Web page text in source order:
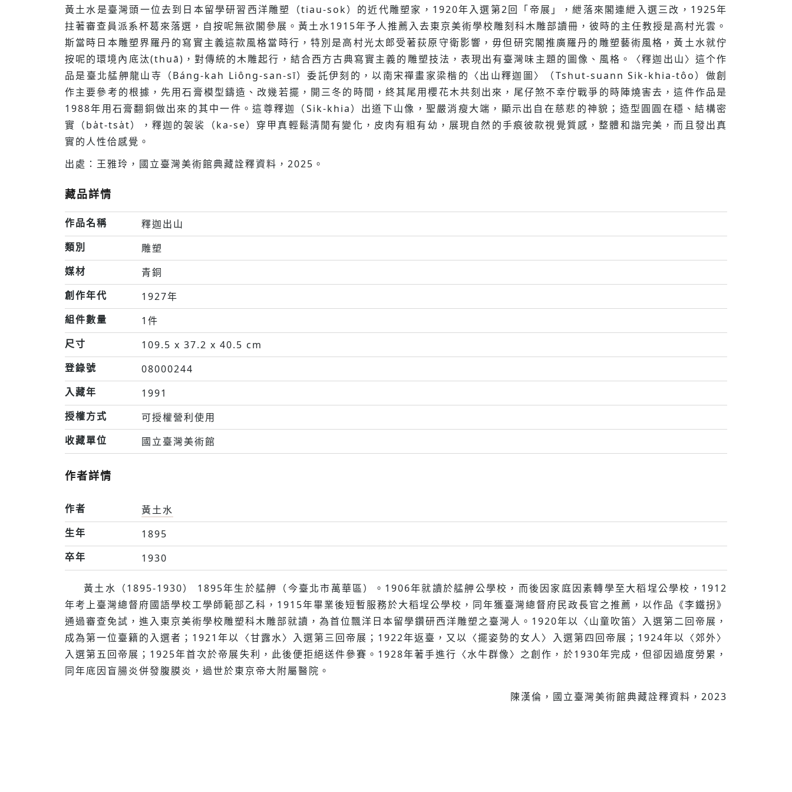
黃土水是臺灣頭一位去到日本留學研習西洋雕塑（tiau-sok）的近代雕塑家，1920年入選第2回「帝展」，紲落來閣連紲入選三改，1925年
拄著審查員派系杯葛來落選，自按呢無欲閣參展。黃土水1915年予人推薦入去東京美術學校雕刻科木雕部讀冊，彼時的主任教授是高村光雲。
斯當時日本雕塑界羅丹的寫實主義這款風格當時行，特別是高村光太郎受著荻原守衛影響，毋但研究閣推廣羅丹的雕塑藝術風格，黃土水就佇
按呢的環境內底汰(thuā)，對傳統的木雕起行，結合西方古典寫實主義的雕塑技法，表現出有臺灣味主題的圖像、風格。〈釋迦出山〉這个作
品是臺北艋舺龍山寺（Báng-kah Liông-san-sī）委託伊刻的，以南宋禪畫家梁楷的〈出山釋迦圖〉（Tshut-suann Sik-khia-tôo）做創
作主要參考的根據，先用石膏模型鑄造、改幾若擺，開三冬的時間，終其尾用櫻花木共刻出來，尾仔煞不幸佇戰爭的時陣燒害去，這件作品是
1988年用石膏翻銅做出來的其中一件。這尊釋迦（Sik-khia）出道下山像，聖嚴消瘦大端，顯示出自在慈悲的神貌；造型圓圓在穩、結構密
實（ba̍t-tsa̍t），釋迦的袈裟（ka-se）穿甲真輕鬆清閒有變化，皮肉有粗有幼，展現自然的手痕彼款視覺質感，整體和諧完美，而且發出真
實的人性佮感覺。
出處：王雅玲，國立臺灣美術館典藏詮釋資料，2025。
藏品詳情
作品名稱
釋迦出山
類別
雕塑
媒材
青銅
創作年代
1927年
組件數量
1件
尺寸
109.5 x 37.2 x 40.5 cm
登錄號
08000244
入藏年
1991
授權方式
可授權營利使用
收藏單位
國立臺灣美術館
作者詳情
作者
黃土水
生年
1895
卒年
1930
黃土水（1895-1930） 1895年生於艋舺（今臺北市萬華區）。1906年就讀於艋舺公學校，而後因家庭因素轉學至大稻埕公學校，1912
年考上臺灣總督府國語學校工學師範部乙科，1915年畢業後短暫服務於大稻埕公學校，同年獲臺灣總督府民政長官之推薦，以作品《李鐵拐》
通過審查免試，進入東京美術學校雕塑科木雕部就讀，為首位飄洋日本留學鑽研西洋雕塑之臺灣人。1920年以〈山童吹笛〉入選第二回帝展，
成為第一位臺籍的入選者；1921年以〈甘露水〉入選第三回帝展；1922年返臺，又以〈擺姿勢的女人〉入選第四回帝展；1924年以〈郊外〉
入選第五回帝展；1925年首次於帝展失利，此後便拒絕送件參賽。1928年著手進行〈水牛群像〉之創作，於1930年完成，但卻因過度勞累，
同年底因盲腸炎併發腹膜炎，過世於東京帝大附屬醫院。
陳漢倫，國立臺灣美術館典藏詮釋資料，2023